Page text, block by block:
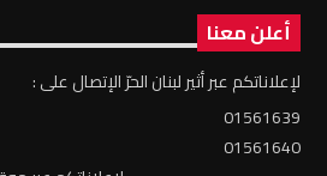
أعلن معنا
لإعلاناتكم عبر أثير لبنان الحرّ الإتصال على :
01561639
01561640